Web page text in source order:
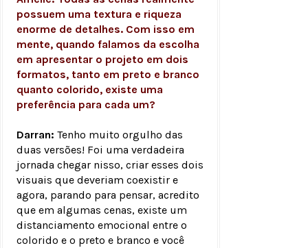
possuem uma textura e riqueza
enorme de detalhes. Com isso em
mente, quando falamos da escolha
em apresentar o projeto em dois
formatos, tanto em preto e branco
quanto colorido, existe uma
preferência para cada um?
Darran: Tenho muito orgulho das
duas versões! Foi uma verdadeira
jornada chegar nisso, criar esses dois
visuais que deveriam coexistir e
agora, parando para pensar, acredito
que em algumas cenas, existe um
distanciamento emocional entre o
colorido e o preto e branco e você